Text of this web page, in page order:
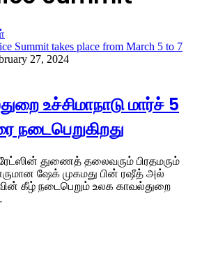
27, 2024
உச்சிமாநாடு மார்ச் 5
நடைபெறுகிறது
துணைத் தலைவரும் பிரதமரும்
ஷேக் முகமது பின் ரஷீத் அல்
கீழ் நடைபெறும் உலக காவல்துறை